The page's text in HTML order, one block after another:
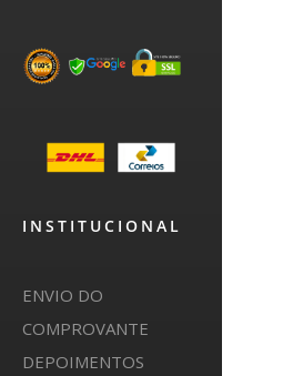
INSTITUCIONAL
ENVIO DO
COMPROVANTE
DEPOIMENTOS